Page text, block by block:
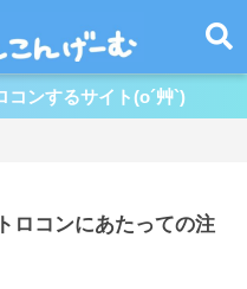
コンするサイト(o´艸`)
ロコンにあたっての注